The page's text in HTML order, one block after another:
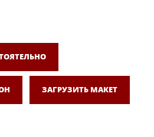
ЗАГРУЗИТЬ МАКЕТ